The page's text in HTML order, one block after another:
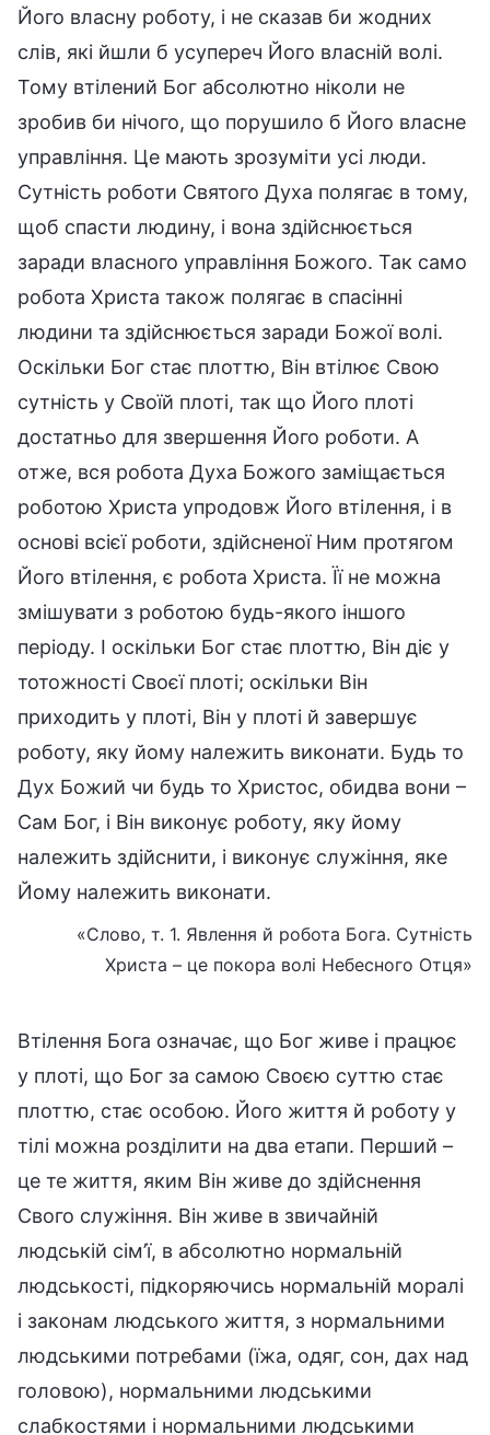
Його власну роботу, і не сказав би жодних
слів, які йшли б усупереч Його власній волі.
Тому втілений Бог абсолютно ніколи не
зробив би нічого, що порушило б Його власне
управління. Це мають зрозуміти усі люди.
Сутність роботи Святого Духа полягає в тому,
щоб спасти людину, і вона здійснюється
заради власного управління Божого. Так само
робота Христа також полягає в спасінні
людини та здійснюється заради Божої волі.
Оскільки Бог стає плоттю, Він втілює Свою
сутність у Своїй плоті, так що Його плоті
достатньо для звершення Його роботи. А
отже, вся робота Духа Божого заміщається
роботою Христа упродовж Його втілення, і в
основі всієї роботи, здійсненої Ним протягом
Його втілення, є робота Христа. Її не можна
змішувати з роботою будь-якого іншого
періоду. І оскільки Бог стає плоттю, Він діє у
тотожності Своєї плоті; оскільки Він
приходить у плоті, Він у плоті й завершує
роботу, яку йому належить виконати. Будь то
Дух Божий чи будь то Христос, обидва вони –
Сам Бог, і Він виконує роботу, яку йому
належить здійснити, і виконує служіння, яке
Йому належить виконати.
«Слово, т. 1. Явлення й робота Бога. Сутність
Христа – це покора волі Небесного Отця»
Втілення Бога означає, що Бог живе і працює
у плоті, що Бог за самою Своєю суттю стає
плоттю, стає особою. Його життя й роботу у
тілі можна розділити на два етапи. Перший –
це те життя, яким Він живе до здійснення
Свого служіння. Він живе в звичайній
людській сім’ї, в абсолютно нормальній
людськості, підкоряючись нормальній моралі
і законам людського життя, з нормальними
людськими потребами (їжа, одяг, сон, дах над
головою), нормальними людськими
слабкостями і нормальними людськими